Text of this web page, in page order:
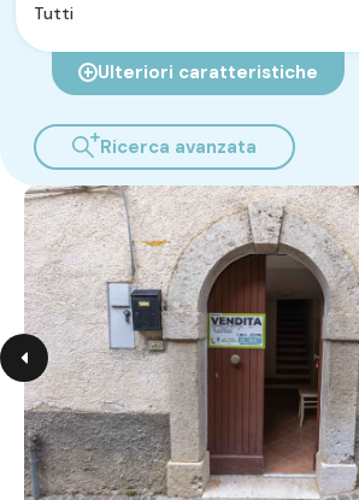
Tutti
Ulteriori caratteristiche
Ricerca avanzata